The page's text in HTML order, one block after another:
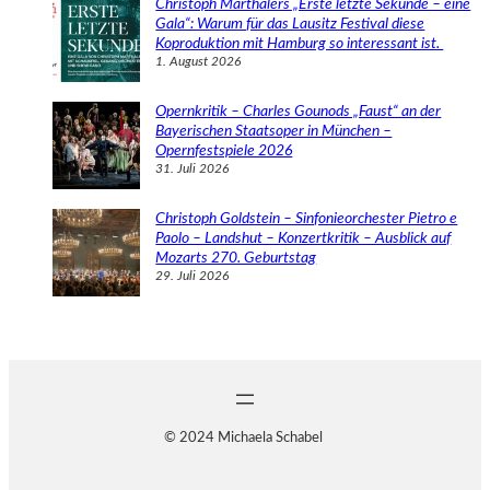
Christoph Marthalers „Erste letzte Sekunde – eine
Gala“: Warum für das Lausitz Festival diese
Koproduktion mit Hamburg so interessant ist.
1. August 2026
Opernkritik – Charles Gounods „Faust“ an der
Bayerischen Staatsoper in München –
Opernfestspiele 2026
31. Juli 2026
Christoph Goldstein – Sinfonieorchester Pietro e
Paolo – Landshut – Konzertkritik – Ausblick auf
Mozarts 270. Geburtstag
29. Juli 2026
© 2024 Michaela Schabel